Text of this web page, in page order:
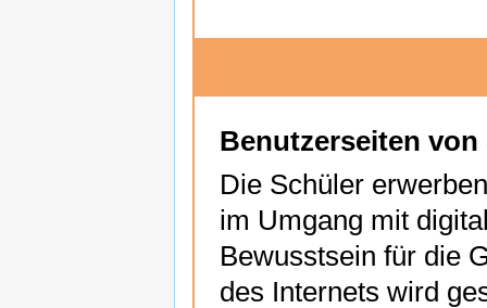
Benutzerseiten von
Die Schüler
im Umgang mit
Bewusstsein für die
des Internets wird